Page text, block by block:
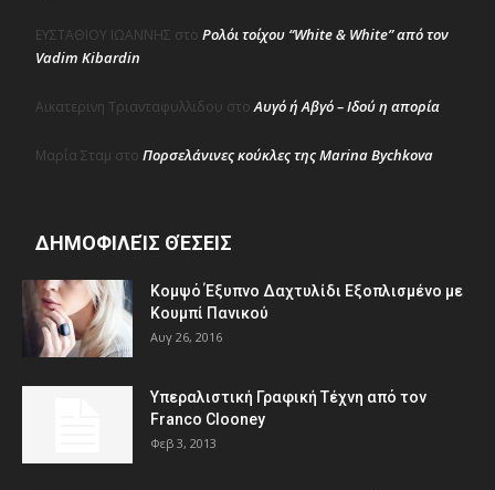
ΕΥΣΤΑΘΙΟΥ ΙΩΑΝΝΗΣ στο Ρολόι τοίχου “White & White” από τον
Vadim Kibardin
Αικατερινη Τριανταφυλλιδου στοΑυγό ή Αβγό – Ιδού η απορία
Μαρία Σταμ στο Πορσελάνινες κούκλες της Marina Bychkova
ΔΗΜΟΦΙΛΕΊΣ ΘΈΣΕΙΣ
Κομψό Έξυπνο Δαχτυλίδι Εξοπλισμένο με
Κουμπί Πανικού
Αυγ 26, 2016
Υπεραλιστική Γραφική Τέχνη από τον
Franco Clooney
Φεβ 3, 2013